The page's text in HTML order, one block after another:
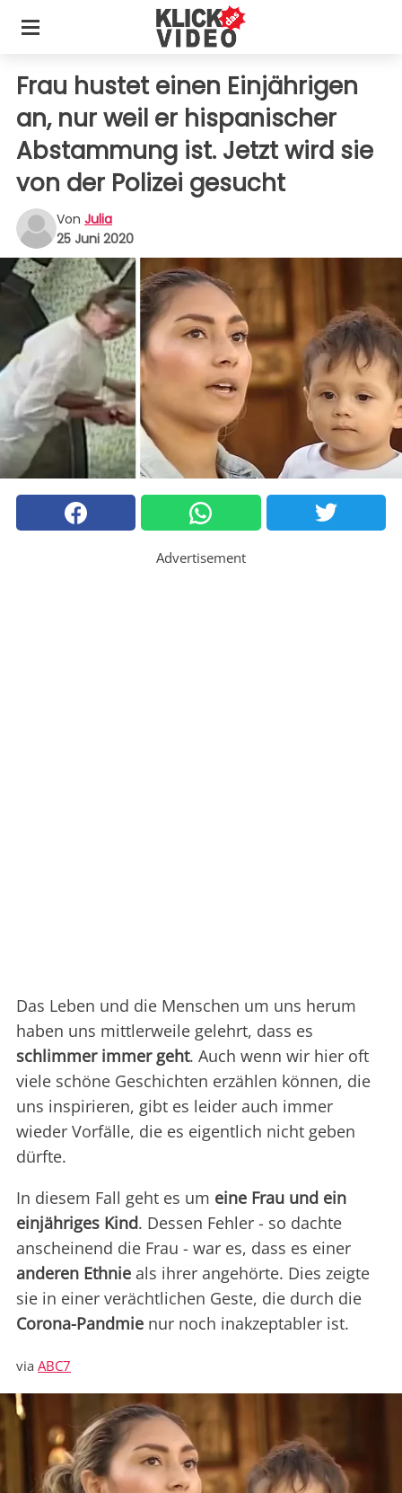
Frau hustet einen Einjährigen
an, nur weil er hispanischer
Abstammung ist. Jetzt wird sie
von der Polizei gesucht
Von Julia
25 Juni 2020
Advertisement
Das Leben und die Menschen um uns herum
haben uns mittlerweile gelehrt, dass es
schlimmer immer geht. Auch wenn wir hier oft
viele schöne Geschichten erzählen können, die
uns inspirieren, gibt es leider auch immer
wieder Vorfälle, die es eigentlich nicht geben
dürfte.
In diesem Fall geht es um eine Frau und ein
einjähriges Kind. Dessen Fehler - so dachte
anscheinend die Frau - war es, dass es einer
anderen Ethnie als ihrer angehörte. Dies zeigte
sie in einer verächtlichen Geste, die durch die
Corona-Pandmie nur noch inakzeptabler ist.
via ABC7